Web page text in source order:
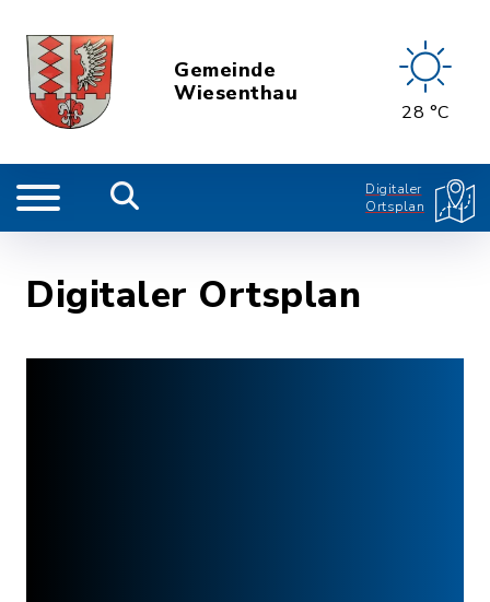
Gemeinde
Wiesenthau
28 °C
Digitaler
Ortsplan
Digitaler Ortsplan